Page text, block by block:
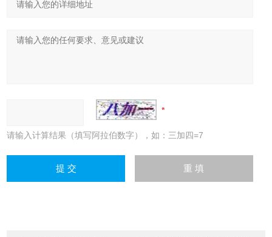
请输入计算结果（填写阿拉伯数字），如：三加四=7